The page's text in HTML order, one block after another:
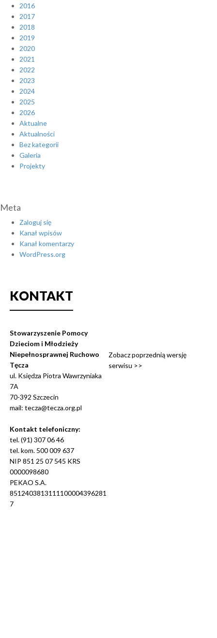
2016
2017
2018
2019
2020
2021
2022
2023
2024
2025
2026
Aktualne
Aktualności
Bez kategorii
Galeria
Projekty
Meta
Zaloguj się
Kanał wpisów
Kanał komentarzy
WordPress.org
KONTAKT
Stowarzyszenie Pomocy
Dzieciom i Młodzieży
Niepełnosprawnej Ruchowo
Tęcza
ul. Księdza Piotra Wawrzyniaka
7A
70-392 Szczecin
mail: tecza@tecza.org.pl
Kontakt telefoniczny:
tel. (91) 307 06 46
tel. kom. 500 009 637
NIP 851 25 07 545 KRS
0000098680
PEKAO S.A.
8512403813111100004396281
7
Zobacz poprzednią wersję
serwisu >>